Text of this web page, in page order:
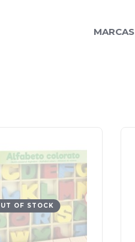
MARCAS
OF STOCK